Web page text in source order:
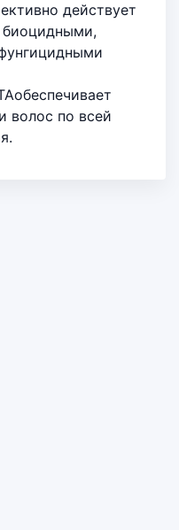
действует
биоцидными,
волос по всей